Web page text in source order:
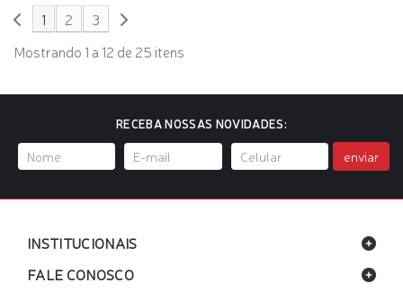
1 2
3
Mostrando 1 a 12 de 25 itens
RECEBA NOSSAS NOVIDADES:
enviar
INSTITUCIONAIS
FALE CONOSCO